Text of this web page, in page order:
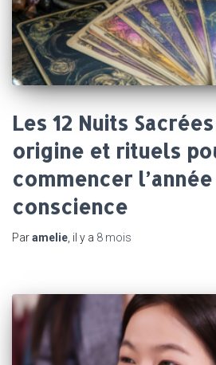
Les 12 Nuits
origine et rituels
commencer
conscience
Paramelie , il y a 8 mois